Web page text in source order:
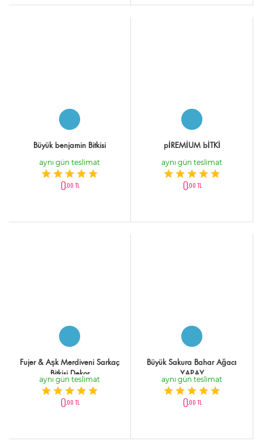
Büyük benjamin Bitkisi
aynı gün teslimat
0,00 TL
pİREMİUM bİTKİ
aynı gün teslimat
0,00 TL
Fujer & Aşk Merdiveni Sarkaç
Bitkisi Dekor
aynı gün teslimat
0,00 TL
Büyük Sakura Bahar Ağacı
YAPAY
aynı gün teslimat
0,00 TL